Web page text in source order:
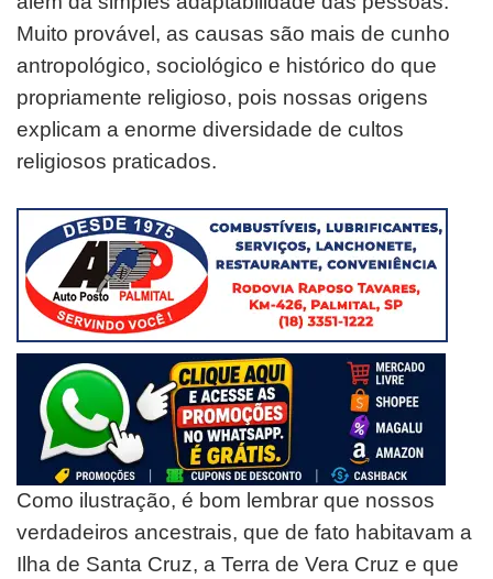
Muito provável, as causas são mais de cunho
antropológico, sociológico e histórico do que
propriamente religioso, pois nossas origens
explicam a enorme diversidade de cultos
religiosos praticados.
Como ilustração, é bom lembrar que nossos
verdadeiros ancestrais, que de fato habitavam a
Ilha de Santa Cruz, a Terra de Vera Cruz e que